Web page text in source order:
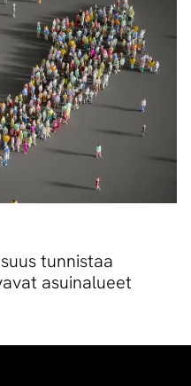
tunnistaa
asuinalueet